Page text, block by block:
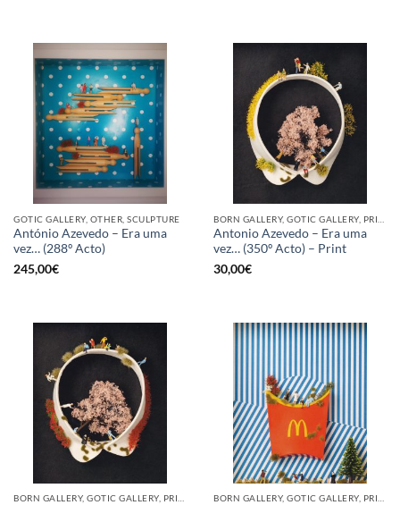
GOTIC GALLERY, OTHER, SCULPTURE
António Azevedo – Era uma
vez… (288º Acto)
245,00€
Antonio Azevedo – Era uma
vez… (350º Acto) – Print
30,00€